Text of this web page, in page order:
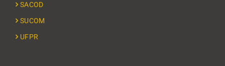
SACOD
SUCOM
UFPR